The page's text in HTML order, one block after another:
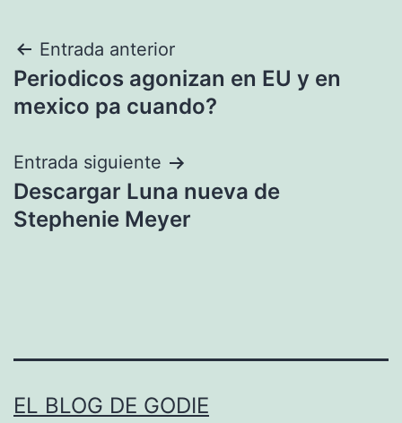
Navegación
de
Entrada anterior
Periodicos agonizan en EU y en
mexico pa cuando?
Entrada siguiente
Descargar Luna nueva de
Stephenie Meyer
EL BLOG DE GODIE